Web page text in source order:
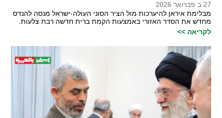
27 ב פברואר 2026
מבלימת איראן להיערכות מול הציר הסוני העולה-ישראל מנסה להנדס
מחדש את הסדר האזורי באמצעות הקמת ברית חדשה רבת צלעות.
לקריאה >>